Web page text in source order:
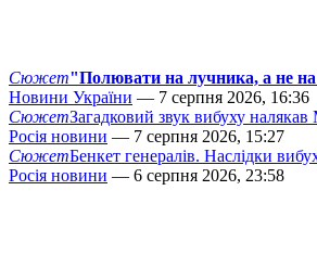
Сюжет"Полювати на лучника, а не на
Новини України — 7 серпня 2026, 16:36
СюжетЗагадковий звук вибуху
Росія новини — 7 серпня 2026, 15:27
СюжетБенкет генералів. Наслідки
Росія новини — 6 серпня 2026, 23:58